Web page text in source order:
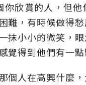
欣賞的人，但他
難，有時候做得
抹小小的微笑，
覺得到他們有一點
個人在高興什麼